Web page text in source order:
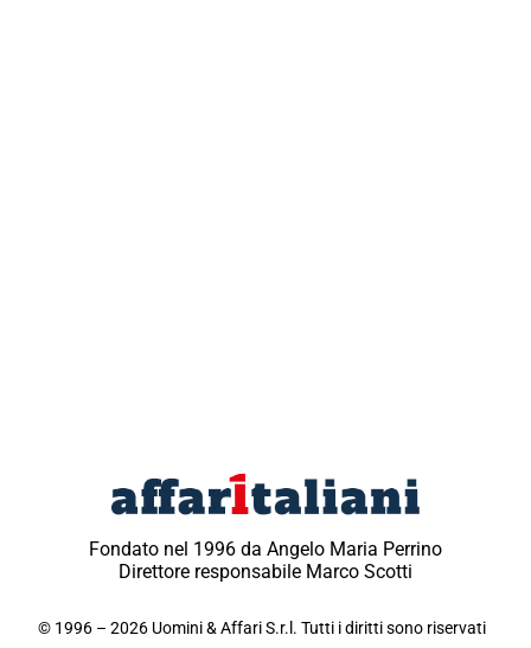
Fondato nel 1996 da Angelo Maria Perrino
Direttore responsabile Marco Scotti
© 1996 – 2026 Uomini & Affari S.r.l. Tutti i diritti sono riservati